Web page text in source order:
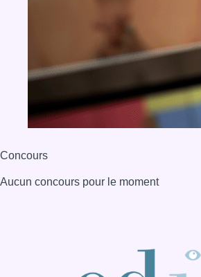
Concours
Aucun concours pour le moment